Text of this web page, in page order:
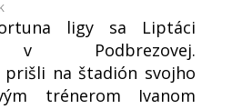
ligy sa Liptáci
v Podbrezovej.
prišli na štadión svojho
trénerom Ivanom